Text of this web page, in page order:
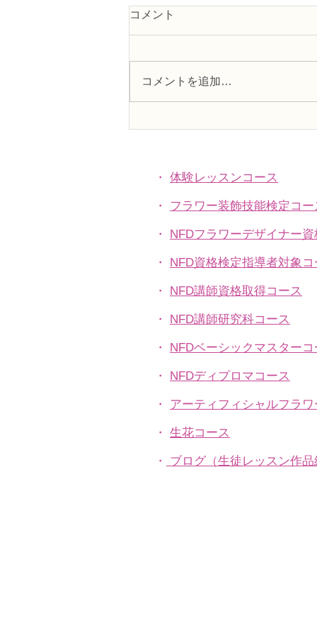
コメント
コメントを追加…
・ 体験レッスンコース
・ フラワー装飾技能検定コー
・ NFDフラワーデザイナー
・ NFD資格検定指導者対象
・ NFD講師資格取得コース
・ NFD講師研究科コース
・ NFDベーシックマスター
・ NFDディプロマコース
・ アーティフィシャルフラ
​・ 生花コース
​・ ブログ（生徒レッスン作